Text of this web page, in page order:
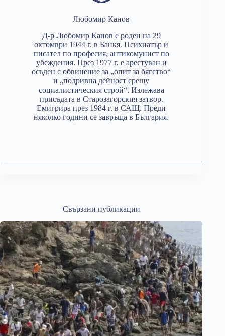
Любомир Канов
Д-р Любомир Канов е роден на 29
октомври 1944 г. в Банкя. Психиатър и
писател по професия, антикомунист по
убеждения. През 1977 г. е арестуван и
осъден с обвинение за „опит за бягство“
и „подривна дейност срещу
социалистическия строй“. Излежава
присъдата в Старозагорския затвор.
Емигрира през 1984 г. в САЩ. Преди
няколко години се завръща в България.
Свързани публикации